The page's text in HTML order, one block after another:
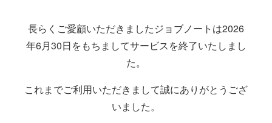
長らくご愛顧いただきましたジョブノートは2026
年6月30日をもちましてサービスを終了いたしまし
た。
これまでご利用いただきまして誠にありがとうござ
いました。